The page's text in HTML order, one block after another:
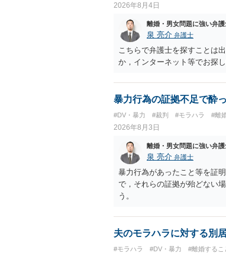
2026年8月4日
離婚・男女問題に強い弁護
泉 亮介 弁護士
こちらで弁護士を探すことは
か，インターネット等でお探
暴力行為の証拠不足で酔
#DV・暴力 #裁判 #モラハラ #離
2026年8月3日
離婚・男女問題に強い弁護
泉 亮介 弁護士
暴力行為があったこと等を証
で，それらの証拠が殆どない
う。
夫のモラハラに対する別
#モラハラ #DV・暴力 #離婚するこ